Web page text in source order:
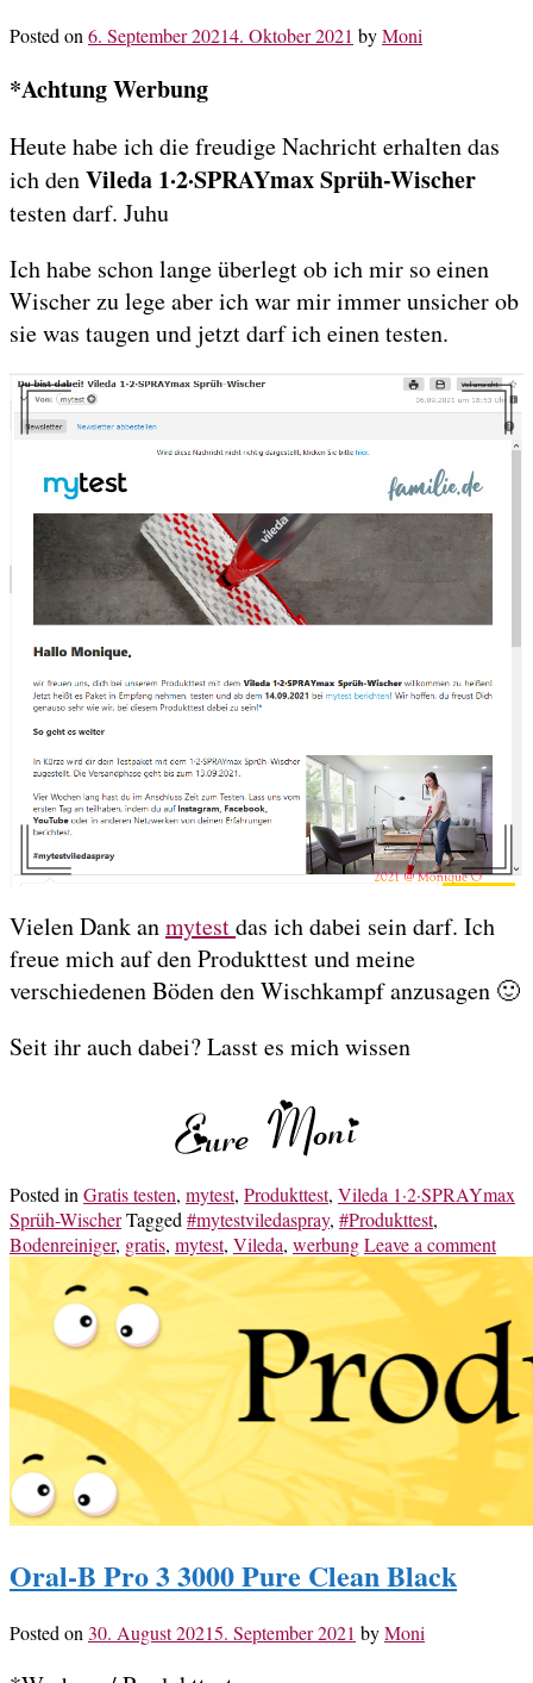
Posted on 6. September 20214. Oktober 2021 byMoni
*Achtung Werbung
Heute habe ich die freudige Nachricht erhalten das
ich denVileda 1·2·SPRAYmax Sprüh-Wischer
testen darf. Juhu
Ich habe schon lange überlegt ob ich mir so einen
Wischer zu lege aber ich war mir immer unsicher ob
sie was taugen und jetzt darf ich einen testen.
Vielen Dank anmytestdas ich dabei sein darf. Ich
freue mich auf den Produkttest und meine
verschiedenen Böden den Wischkampf anzusagen 🙂
Seit ihr auch dabei? Lasst es mich wissen
Posted in Gratis testen, mytest, Produkttest, Vileda 1·2·SPRAYmax
Sprüh-WischerTagged #mytestviledaspray, #Produkttest,
Bodenreiniger, gratis, mytest, Vileda, werbungLeave a comment
Oral-B Pro 3 3000 Pure Clean Black
Posted on 30. August 20215. September 2021 byMoni